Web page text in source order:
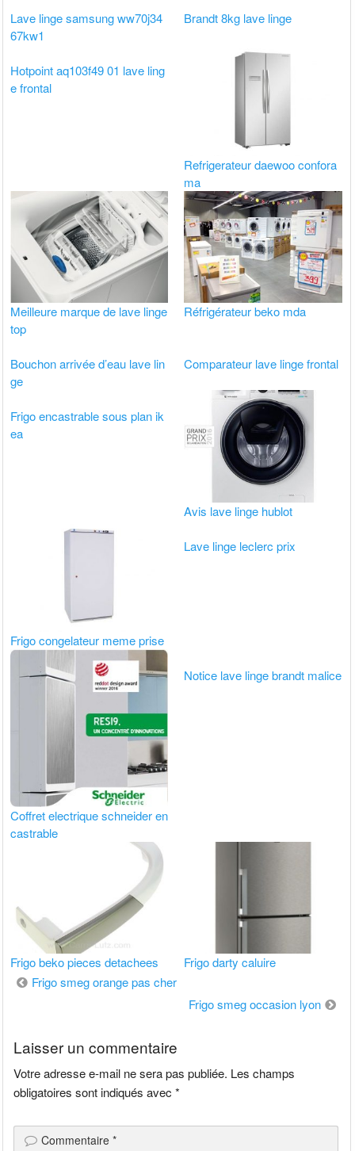
Lave linge samsung ww70j34
67kw1
Brandt 8kg lave linge
Hotpoint aq103f49 01 lave ling
e frontal
Refrigerateur daewoo confora
ma
Meilleure marque de lave linge
top
Réfrigérateur beko mda
Bouchon arrivée d’eau lave lin
ge
Comparateur lave linge frontal
Frigo encastrable sous plan ik
ea
Avis lave linge hublot
Frigo congelateur meme prise
Lave linge leclerc prix
Coffret electrique schneider en
castrable
Notice lave linge brandt malice
Frigo beko pieces detachees Frigo darty caluire
Navigation
Frigo smeg orange pas cher
Frigo smeg occasion lyon
Laisser un commentaire
Votre adresse e-mail ne sera pas publiée. Les champs
obligatoires sont indiqués avec*
Commentaire*